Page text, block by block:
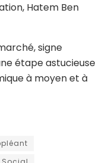
Hatem Ben
signe
étape astucieuse
à moyen et à